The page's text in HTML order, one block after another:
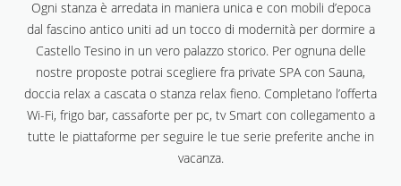
Ogni stanza è arredata in maniera unica e con mobili d’epoca
dal fascino antico uniti ad un tocco di modernità per dormire a
Castello Tesino in un vero palazzo storico. Per ognuna delle
nostre proposte potrai scegliere fra private SPA con Sauna,
doccia relax a cascata o stanza relax fieno. Completano l’offerta
Wi-Fi, frigo bar, cassaforte per pc, tv Smart con collegamento a
tutte le piattaforme per seguire le tue serie preferite anche in
vacanza.